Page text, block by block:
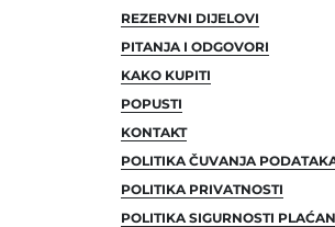
REZERVNI DIJELOVI
PITANJA I ODGOVORI
KAKO KUPITI
POPUSTI
KONTAKT
POLITIKA ČUVANJA
POLITIKA PRIVATNOSTI
POLITIKA SIGURNOSTI